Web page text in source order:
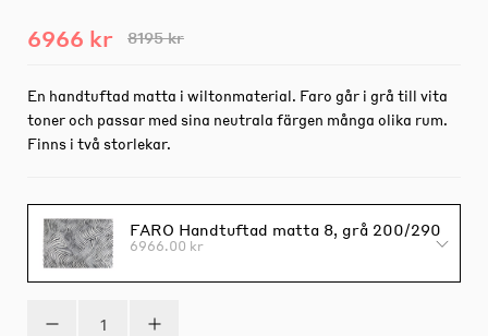
6966 kr 8195 kr
En handtuftad matta i wiltonmaterial. Faro går i grå till vita
toner och passar med sina neutrala färgen många olika rum.
Finns i två storlekar.
FARO Handtuftad matta 8, grå 200/290
6966.00 kr